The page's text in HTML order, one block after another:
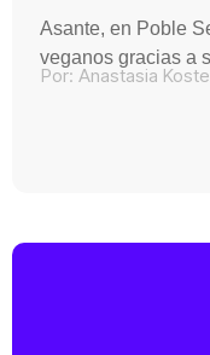
Asante, en Poble
veganos gracias a
Por: Anastasia